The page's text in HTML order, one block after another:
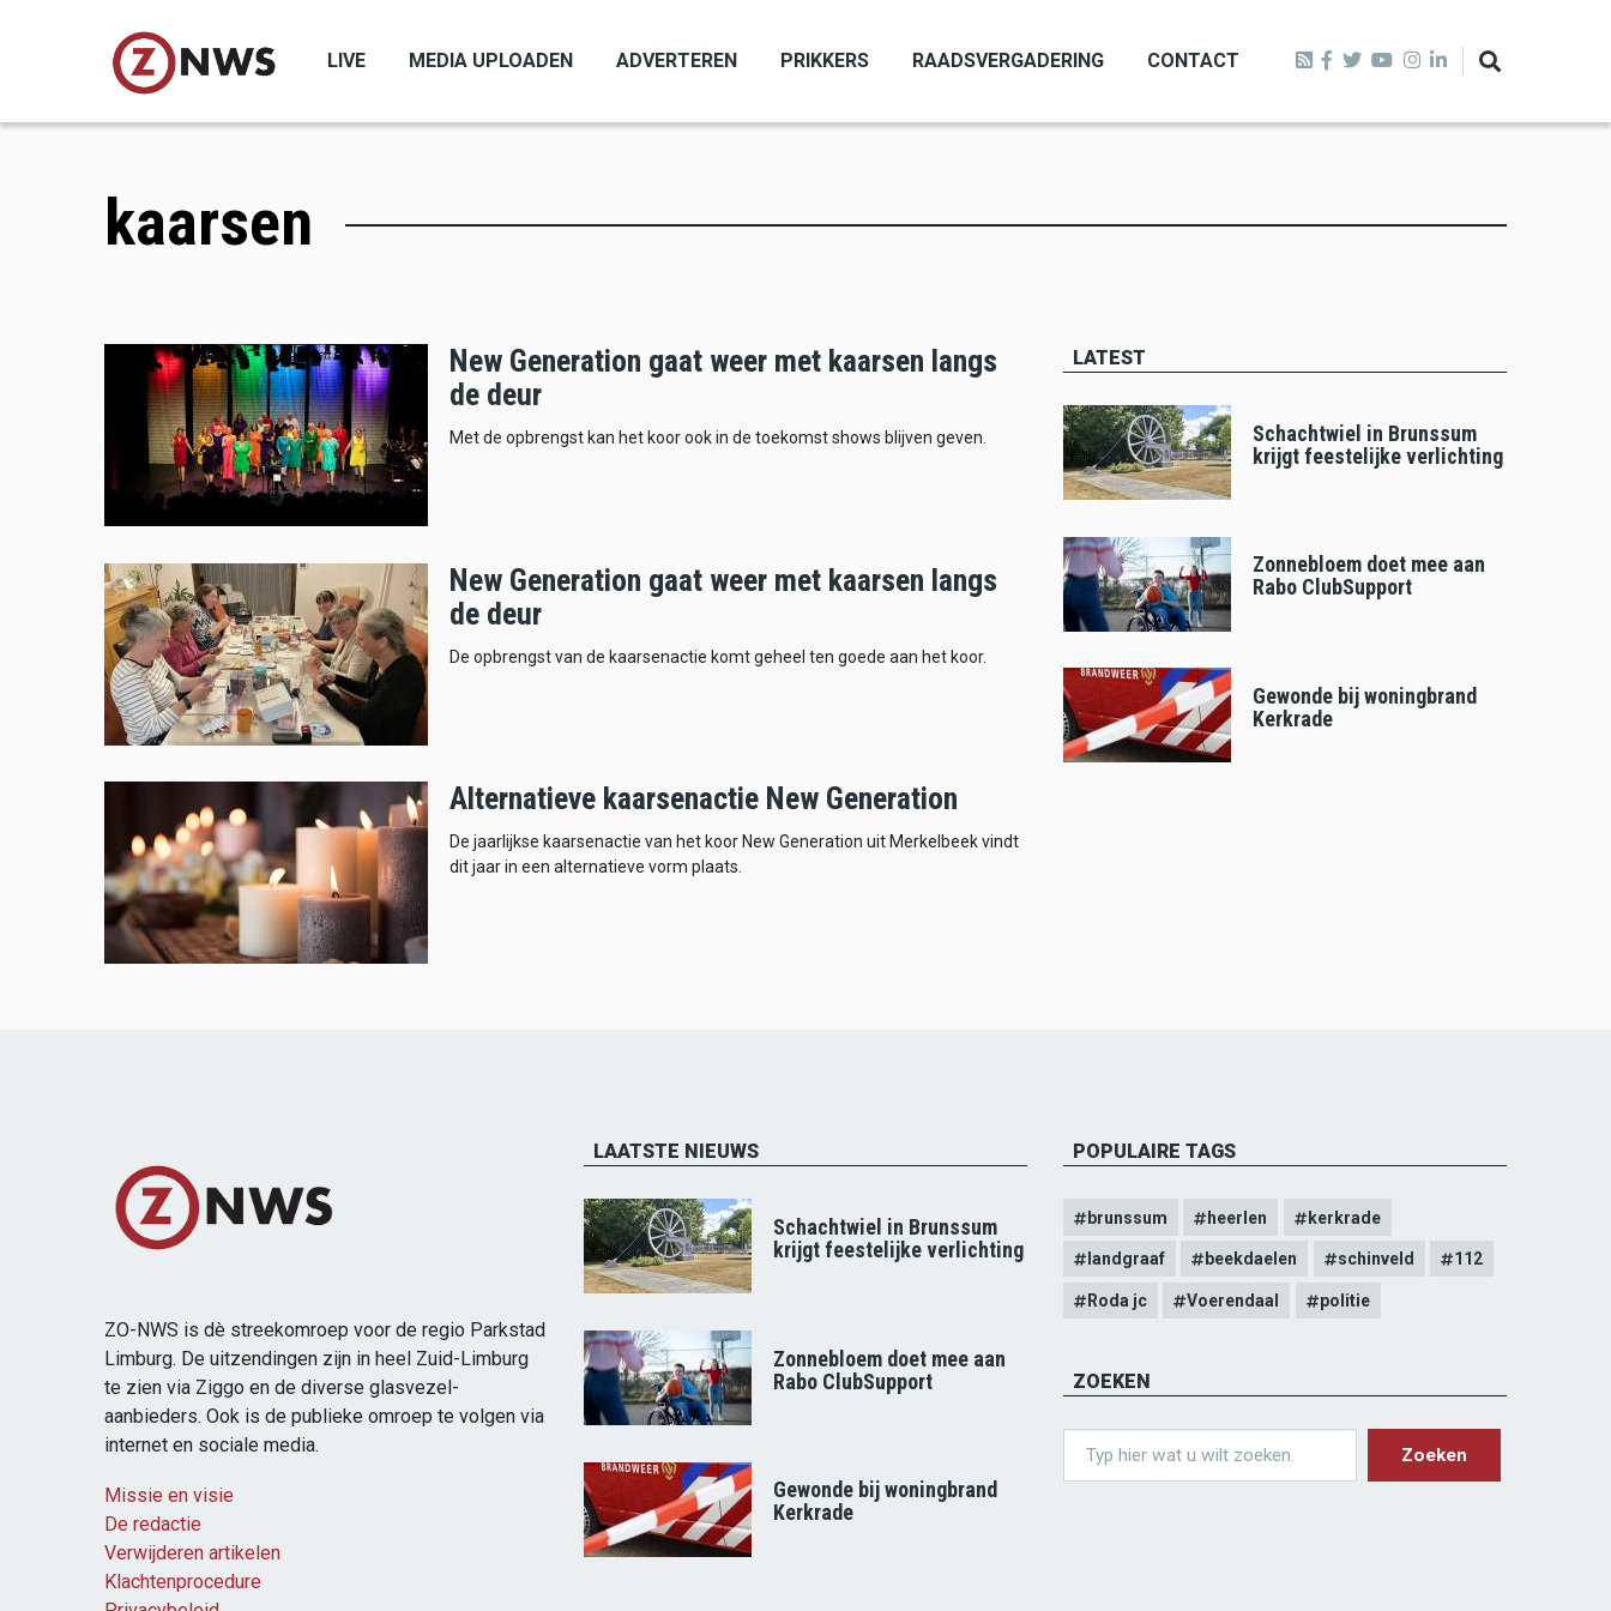
LIVE MEDIA UPLOADEN ADVERTEREN PRIKKERS RAADSVERGADERING CONTACT
kaarsen
New Generation gaat weer met kaarsen langs
de deur
Met de opbrengst kan het koor ook in de toekomst shows blijven geven.
New Generation gaat weer met kaarsen langs
de deur
De opbrengst van de kaarsenactie komt geheel ten goede aan het koor.
Alternatieve kaarsenactie New Generation
De jaarlijkse kaarsenactie van het koor New Generation uit Merkelbeek vindt
dit jaar in een alternatieve vorm plaats.
LATEST
Schachtwiel in Brunssum
krijgt feestelijke verlichting
Zonnebloem doet mee aan
Rabo ClubSupport
Gewonde bij woningbrand
Kerkrade
ZO-NWS is dè streekomroep voor de regio Parkstad
Limburg. De uitzendingen zijn in heel Zuid-Limburg
te zien via Ziggo en de diverse glasvezel-
aanbieders. Ook is de publieke omroep te volgen via
internet en sociale media.
Missie en visie
De redactie
Verwijderen artikelen
Klachtenprocedure
LAATSTE NIEUWS
Schachtwiel in Brunssum
krijgt feestelijke verlichting
Zonnebloem doet mee aan
Rabo ClubSupport
Gewonde bij woningbrand
Kerkrade
POPULAIRE TAGS
brunssum heerlen kerkrade
landgraaf beekdaelen schinveld 112
Roda jc Voerendaal politie
ZOEKEN